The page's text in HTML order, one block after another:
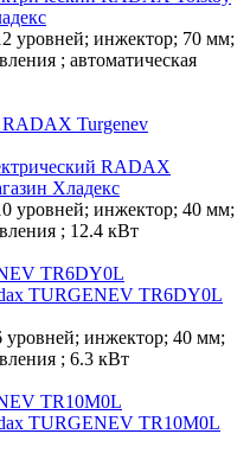
уровней; инжектор; 70 мм;
; автоматическая
RADAX Turgenev
уровней; инжектор; 40 мм;
; 12.4 кВт
TR6DY0L
уровней; инжектор; 40 мм;
; 6.3 кВт
TR10M0L